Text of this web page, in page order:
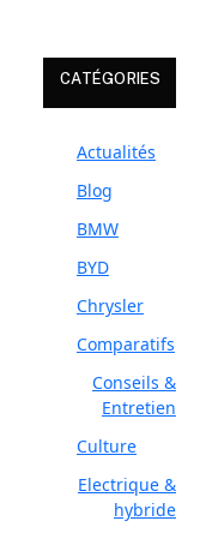
CATÉGORIES
Actualités
Blog
BMW
BYD
Chrysler
Comparatifs
Conseils &
Entretien
Culture
Electrique &
hybride